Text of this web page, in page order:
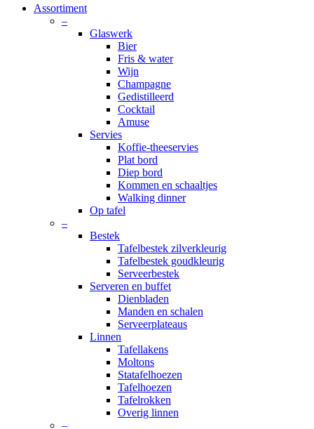
Close
Assortiment
–
Glaswerk
Bier
Fris & water
Wijn
Champagne
Gedistilleerd
Cocktail
Amuse
Servies
Koffie-theeservies
Plat bord
Diep bord
Kommen en schaaltjes
Walking dinner
Op tafel
–
Bestek
Tafelbestek zilverkleurig
Tafelbestek goudkleurig
Serveerbestek
Serveren en buffet
Dienbladen
Manden en schalen
Serveerplateaus
Linnen
Tafellakens
Moltons
Statafelhoezen
Tafelhoezen
Tafelrokken
Overig linnen
–